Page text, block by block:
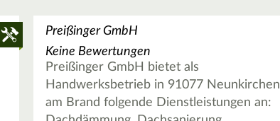
Preißinger GmbH
Keine Bewertungen
Preißinger GmbH bietet als
Handwerksbetrieb in 91077 Neunkirchen
am Brand folgende Dienstleistungen an: